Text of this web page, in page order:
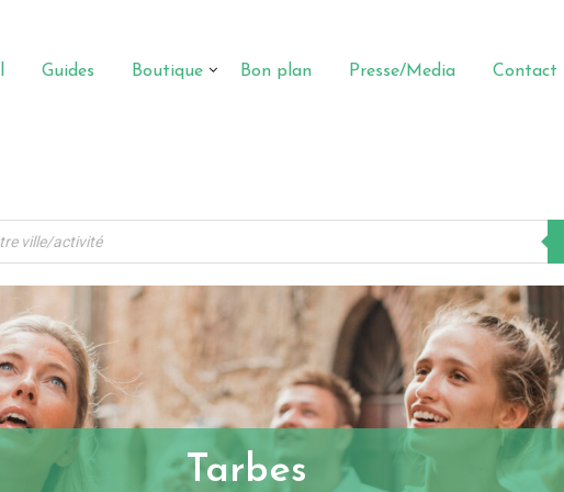
Guides Boutique Bon plan Presse/Media Contact
Tarbes